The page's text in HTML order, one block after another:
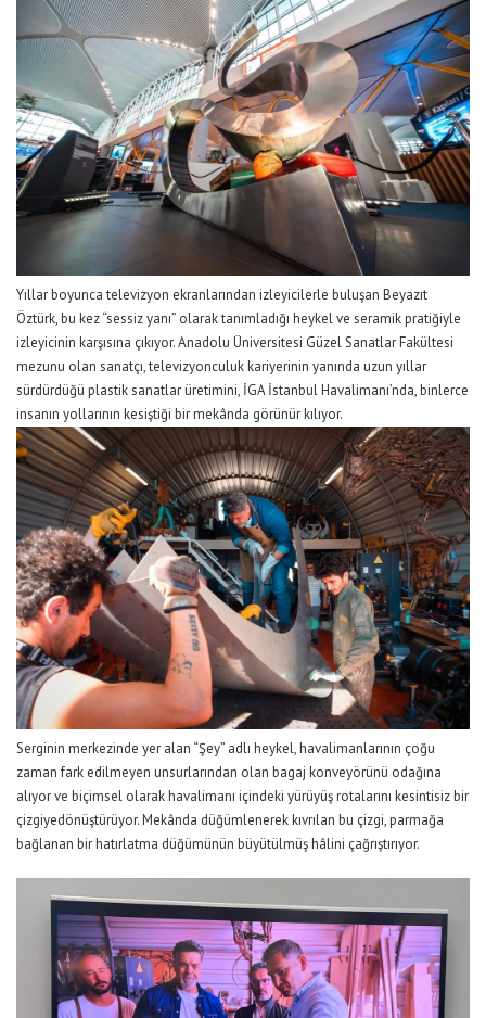
Yıllar boyunca televizyon ekranlarından izleyicilerle buluşan Beyazıt
Öztürk, bu kez “sessiz yanı” olarak tanımladığı heykel ve seramik pratiğiyle
izleyicinin karşısına çıkıyor. Anadolu Üniversitesi Güzel Sanatlar Fakültesi
mezunu olan sanatçı, televizyonculuk kariyerinin yanında uzun yıllar
sürdürdüğü plastik sanatlar üretimini, İGAİstanbul Havalimanı’nda,binlerce
insanın yollarının kesiştiği bir mekânda görünür kılıyor.
Serginin merkezinde yer alan “Şey” adlı heykel, havalimanlarının çoğu
zaman fark edilmeyen unsurlarından olan bagaj konveyörünü odağına
alıyorve biçimsel olarak havalimanı içindeki yürüyüş rotalarını kesintisiz bir
çizgiyedönüştürüyor. Mekânda düğümlenerek kıvrılan bu çizgi, parmağa
bağlanan bir hatırlatma düğümünün büyütülmüş hâlini çağrıştırıyor.